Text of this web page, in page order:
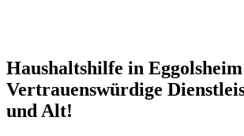
Haushaltshilfe in
Vertrauenswürdige
und Alt!